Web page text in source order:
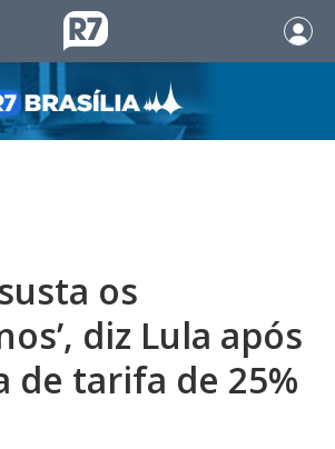
os
diz Lula após
de tarifa de 25%